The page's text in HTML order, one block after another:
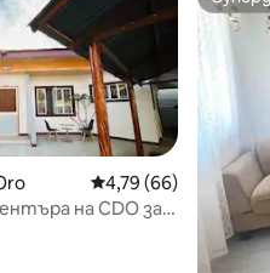
Средна оценка:
4,79 (66)
на CDO за